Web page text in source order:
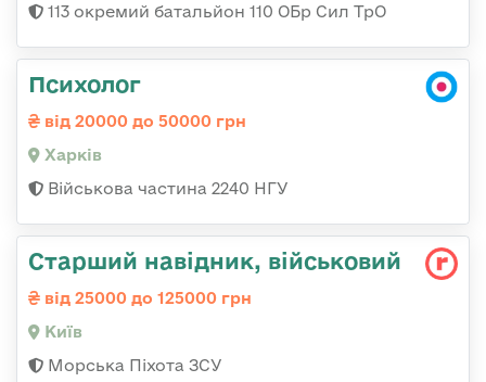
113 окремий батальйон 110 ОБр Сил ТрО
Психолог
від 20000 до 50000 грн
Харків
Військова частина 2240 НГУ
Стаpший навідник, військовий
від 25000 до 125000 грн
Київ
Морська Піхота ЗСУ